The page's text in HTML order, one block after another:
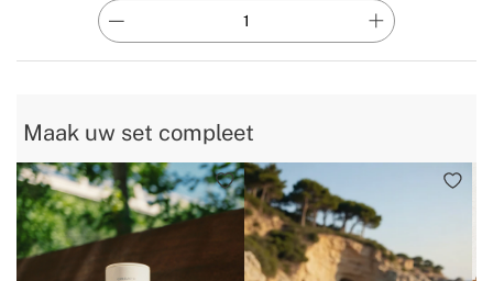
Maak uw set compleet